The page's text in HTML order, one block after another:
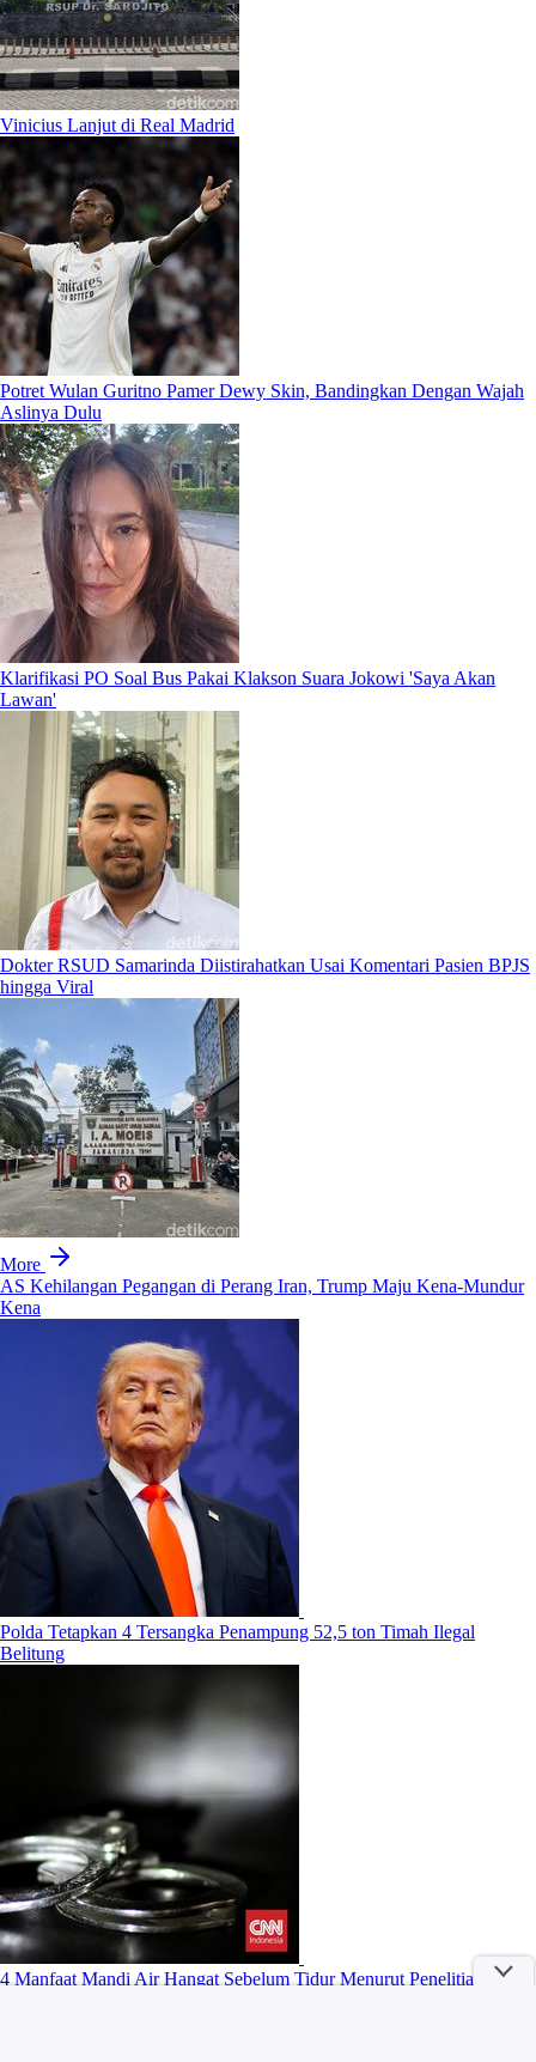
Vinicius Lanjut di Real Madrid
Potret Wulan Guritno Pamer Dewy Skin, Bandingkan Dengan Wajah
Aslinya Dulu
Klarifikasi PO Soal Bus Pakai Klakson Suara Jokowi 'Saya Akan
Lawan'
Dokter RSUD Samarinda Diistirahatkan Usai Komentari Pasien BPJS
hingga Viral
More
AS Kehilangan Pegangan di Perang Iran, Trump Maju Kena-Mundur
Kena
Polda Tetapkan 4 Tersangka Penampung 52,5 ton Timah Ilegal
Belitung
4 Manfaat Mandi Air Hangat Sebelum Tidur Menurut Penelitian